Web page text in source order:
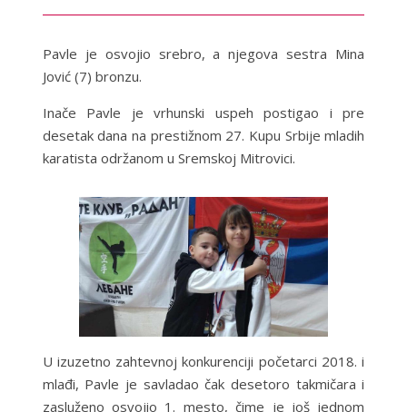
Pavle je osvojio srebro, a njegova sestra Mina
Jović (7) bronzu.
Inače Pavle je vrhunski uspeh postigao i pre
desetak dana na prestižnom 27. Kupu Srbije mladih
karatista održanom u Sremskoj Mitrovici.
U izuzetno zahtevnoj konkurenciji početarci 2018. i
mlađi, Pavle je savladao čak desetoro takmičara i
zasluženo osvojio 1. mesto, čime je još jednom